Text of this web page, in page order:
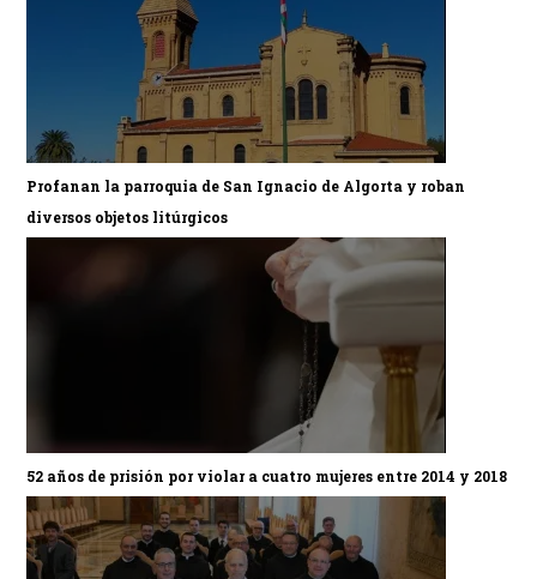
Profanan la parroquia de San Ignacio de Algorta y roban
diversos objetos litúrgicos
52 años de prisión por violar a cuatro mujeres entre 2014 y 2018